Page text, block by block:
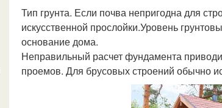
Тип грунта. Если почва непригодна для
искусственной прослойки.Уровень
основание дома.
Неправильный расчет фундамента
проемов. Для брусовых строений обычно